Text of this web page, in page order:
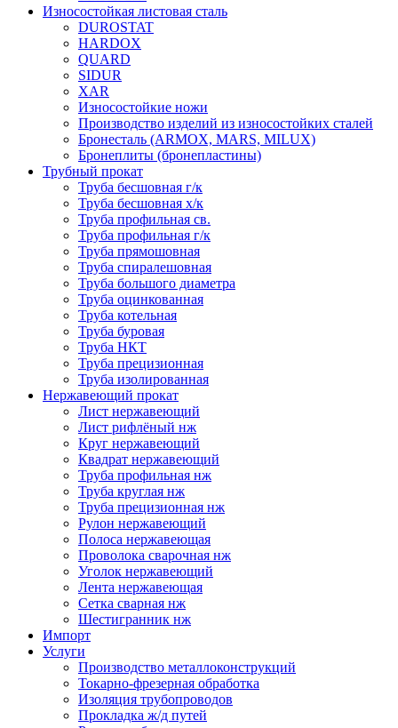
Износостойкая листовая сталь
DUROSTAT
HARDOX
QUARD
SIDUR
XAR
Износостойкие ножи
Производство изделий из износостойких сталей
Бронесталь (ARMOX, MARS, MILUX)
Бронеплиты (бронепластины)
Трубный прокат
Труба бесшовная г/к
Труба бесшовная х/к
Труба профильная св.
Труба профильная г/к
Труба прямошовная
Труба спиралешовная
Труба большого диаметра
Труба оцинкованная
Труба котельная
Труба буровая
Труба НКТ
Труба прецизионная
Труба изолированная
Нержавеющий прокат
Лист нержавеющий
Лист рифлёный нж
Круг нержавеющий
Квадрат нержавеющий
Труба профильная нж
Труба круглая нж
Труба прецизионная нж
Рулон нержавеющий
Полоса нержавеющая
Проволока сварочная нж
Уголок нержавеющий
Лента нержавеющая
Сетка сварная нж
Шестигранник нж
Импорт
Услуги
Производство металлоконструкций
Токарно-фрезерная обработка
Изоляция трубопроводов
Прокладка ж/д путей